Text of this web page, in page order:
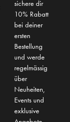
sichere dir
10% Rabatt
bei deiner
ersten
Bestellung
und werde
regelmässig
über
Neuheiten,
Events und
exklusive